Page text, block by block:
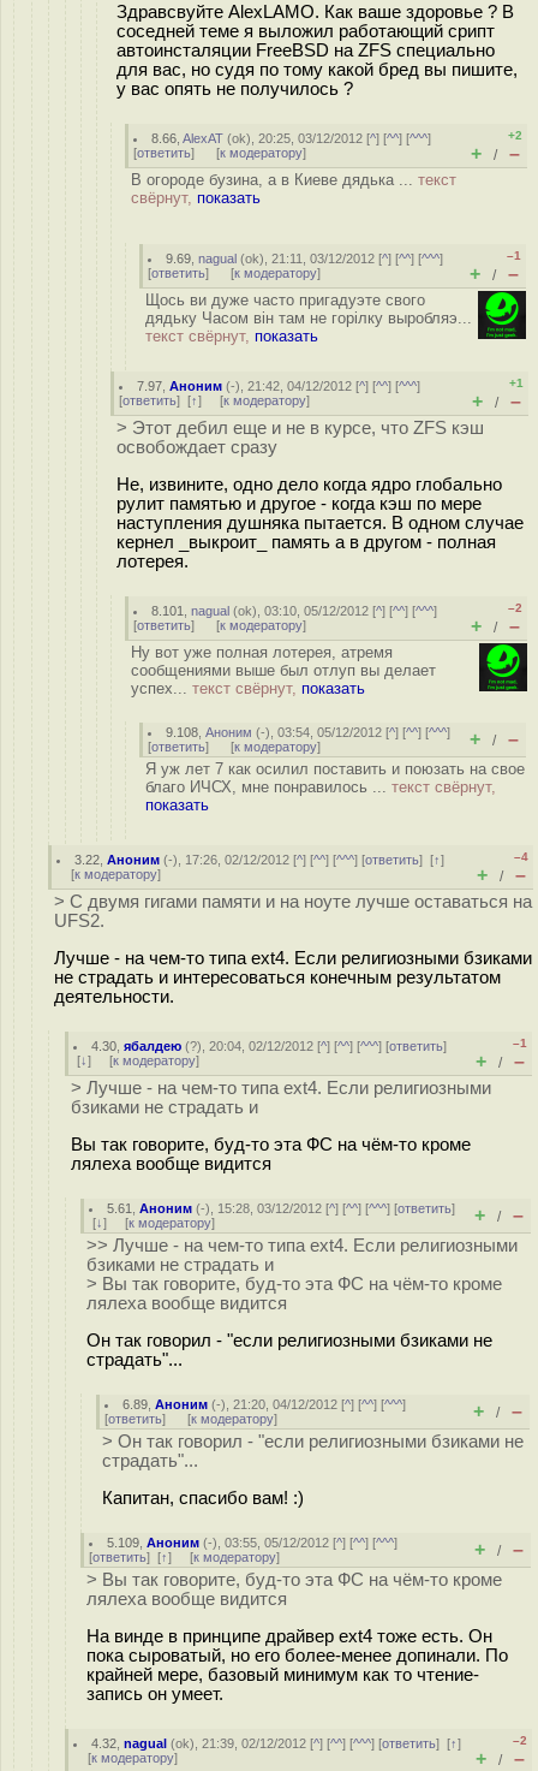
Здравсвуйте AlexLAMO. Как ваше здоровье ? В
соседней теме я выложил работающий срипт
автоинсталяции FreeBSD на ZFS специально
для вас, но судя по тому какой бред вы пишите,
у вас опять не получилось ?
8.66 ,AlexAT (ok), 20:25, 03/12/2012 [^] [^^] [^^^]
[ответить] [к модератору]
+2
+ / –
В огороде бузина, а в Киеве дядька ... текст
свёрнут, показать
9.69 ,nagual (ok), 21:11, 03/12/2012 [^] [^^] [^^^]
[ответить] [к модератору]
–1
+ / –
Щось ви дуже часто пригадуэте свого
дядьку Часом вiн там не горiлку выробляэ...
текст свёрнут, показать
7.97 ,Аноним (-), 21:42, 04/12/2012 [^] [^^] [^^^]
[ответить] [↑] [к модератору]
+1
+ / –
> Этот дебил еще и не в курсе, что ZFS кэш
освобождает сразу
Не, извините, одно дело когда ядро глобально
рулит памятью и другое - когда кэш по мере
наступления душняка пытается. В одном случае
кернел _выкроит_ память а в другом - полная
лотерея.
8.101 ,nagual (ok), 03:10, 05/12/2012 [^] [^^] [^^^]
[ответить] [к модератору]
–2
+ / –
Ну вот уже полная лотерея, атремя
сообщениями выше был отлуп вы делает
успех... текст свёрнут, показать
9.108 ,Аноним (-), 03:54, 05/12/2012 [^] [^^] [^^^]
[ответить] [к модератору] + / –
Я уж лет 7 как осилил поставить и поюзать на свое
благо ИЧСХ, мне понравилось ... текст свёрнут,
показать
3.22 ,Аноним (-), 17:26, 02/12/2012 [^] [^^] [^^^] [ответить][↑]
[к модератору]
–4
+ / –
> С двумя гигами памяти и на ноуте лучше оставаться на
UFS2.
Лучше - на чем-то типа ext4. Если религиозными бзиками
не страдать и интересоваться конечным результатом
деятельности.
4.30 ,ябалдею (?), 20:04, 02/12/2012 [^] [^^] [^^^] [ответить]
[↓] [к модератору]
–1
+ / –
> Лучше - на чем-то типа ext4. Если религиозными
бзиками не страдать и
Вы так говорите, буд-то эта ФС на чём-то кроме
лялеха вообще видится
5.61 ,Аноним (-), 15:28, 03/12/2012 [^] [^^] [^^^] [ответить]
[↓] [к модератору] + / –
>> Лучше - на чем-то типа ext4. Если религиозными
бзиками не страдать и
> Вы так говорите, буд-то эта ФС на чём-то кроме
лялеха вообще видится
Он так говорил - "если религиозными бзиками не
страдать"...
6.89 ,Аноним (-), 21:20, 04/12/2012 [^] [^^] [^^^]
[ответить] [к модератору] + / –
> Он так говорил - "если религиозными бзиками не
страдать"...
Капитан, спасибо вам! :)
5.109 ,Аноним (-), 03:55, 05/12/2012 [^] [^^] [^^^]
[ответить] [↑] [к модератору] + / –
> Вы так говорите, буд-то эта ФС на чём-то кроме
лялеха вообще видится
На винде в принципе драйвер ext4 тоже есть. Он
пока сыроватый, но его более-менее допинали. По
крайней мере, базовый минимум как то чтение-
запись он умеет.
4.32 ,nagual (ok), 21:39, 02/12/2012 [^] [^^] [^^^] [ответить][↑]
[к модератору]
–2
+ / –